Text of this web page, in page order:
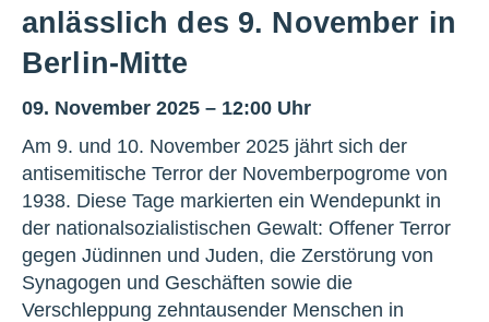
anlässlich des 9. November in
Berlin-Mitte
09. November 2025 – 12:00 Uhr
Am 9. und 10. November 2025 jährt sich der
antisemitische Terror der Novemberpogrome von
1938. Diese Tage markierten ein Wendepunkt in
der nationalsozialistischen Gewalt: Offener Terror
gegen Jüdinnen und Juden, die Zerstörung von
Synagogen und Geschäften sowie die
Verschleppung zehntausender Menschen in